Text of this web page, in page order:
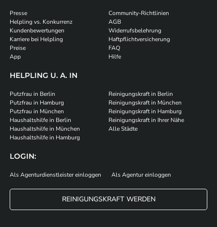
Presse
Helpling vs. Konkurrenz
Kundenbewertungen
Karriere bei Helpling
Preise
App
Community-Richtlinien
AGB
Widerrufsbelehrung
Haftpflichtversicherung
FAQ
Hilfe
HELPLING U. A. IN
Putzfrau in Berlin
Putzfrau in Hamburg
Putzfrau in München
Haushaltshilfe in Berlin
Haushaltshilfe in München
Haushaltshilfe in Hamburg
Reinigungskraft in Berlin
Reinigungskraft in München
Reinigungskraft in Hamburg
Reinigungskraft in Ihrer Nähe
Alle Städte
LOGIN:
Als Agenturdienstleister einloggen Als Agentur einloggen
REINIGUNGSKRAFT WERDEN